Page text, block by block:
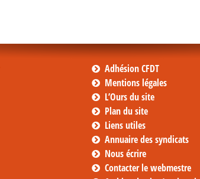
Adhésion CFDT
Mentions légales
L’Ours du site
Plan du site
Liens utiles
Annuaire des syndicats
Nous écrire
Contacter le webmestre